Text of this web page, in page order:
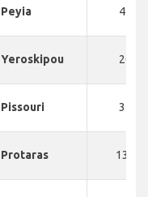
Peyia 45
Yeroskipou 20
Pissouri 35
Protaras 130